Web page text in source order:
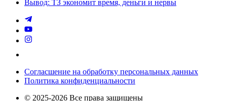
Вывод: ТЗ экономит время, деньги и нервы
Согласшение на обработку персональных данных
Политика конфиденциальности
© 2025-2026 Все права защищены